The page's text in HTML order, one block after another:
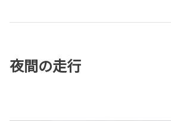
夜間の走行